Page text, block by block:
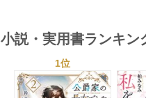
小説・実用書ランキン
1位